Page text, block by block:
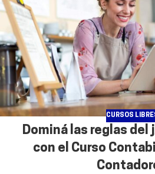
CURSOS
Dominá las reglas
con el Curso